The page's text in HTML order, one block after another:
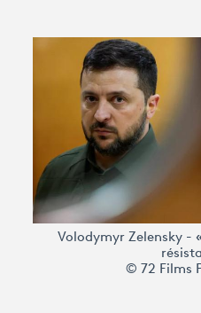
Volodymyr Zelensky -
© 72 Films